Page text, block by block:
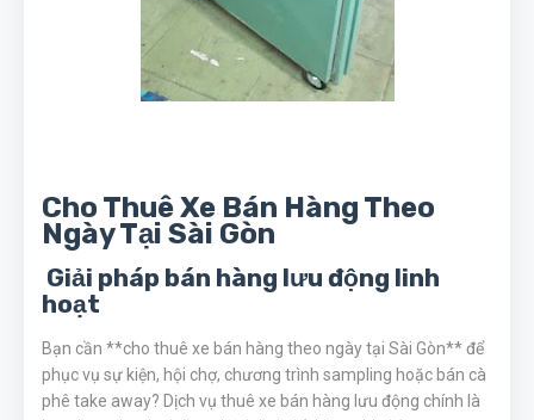
Cho Thuê Xe Bán Hàng Theo
Ngày Tại Sài Gòn
Giải pháp bán hàng lưu động linh
hoạt
Bạn cần **cho thuê xe bán hàng theo ngày tại Sài Gòn** để
phục vụ sự kiện, hội chợ, chương trình sampling hoặc bán cà
phê take away? Dịch vụ thuê xe bán hàng lưu động chính là